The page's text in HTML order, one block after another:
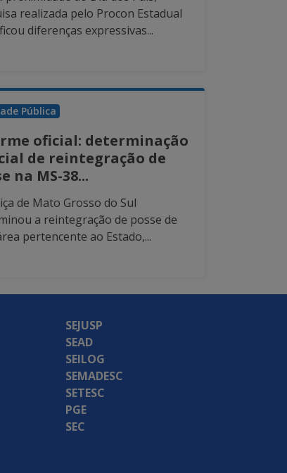
realizada pelo Procon Estadual
diferenças expressivas...
Pública
oficial: determinação
de reintegração de
na MS-38...
de Mato Grosso do Sul
a reintegração de posse de
pertencente ao Estado,...
SEJUSP
SEAD
SEILOG
SEMADESC
SETESC
PGE
SEC